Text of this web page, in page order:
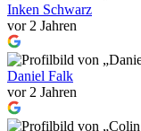
Inken Schwarz
vor 2 Jahren
Daniel Falk
vor 2 Jahren